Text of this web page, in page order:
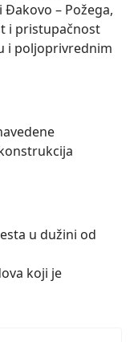
– Požega,
i pristupačnost
i poljoprivrednim
u dužini od
koji je